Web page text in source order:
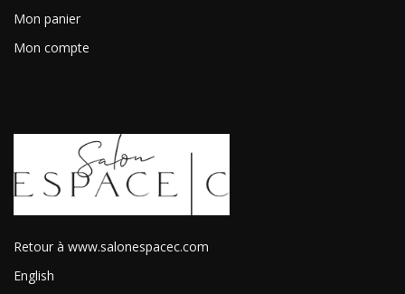
Mon panier
Mon compte
Retour à www.salonespacec.com
English